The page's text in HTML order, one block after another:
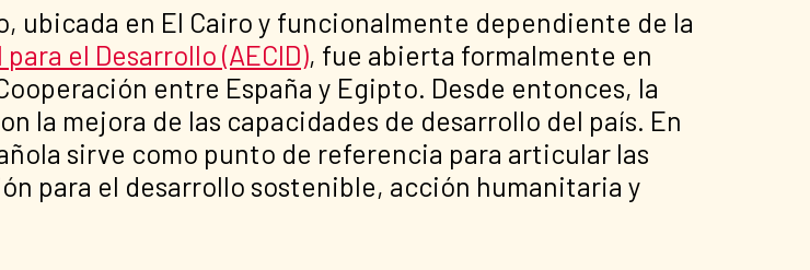
ubicada en El Cairo y funcionalmente dependiente de la
el Desarrollo (AECID), fue abierta formalmente en
entre España y Egipto. Desde entonces, la
la mejora de las capacidades de desarrollo del país. En
sirve como punto de referencia para articular las
para el desarrollo sostenible, acción humanitaria y